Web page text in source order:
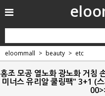
eloommall beauty etc
홍조 모공 열노화 광노화 거침
미너스 유리알 쿨링팩" 3+1 (